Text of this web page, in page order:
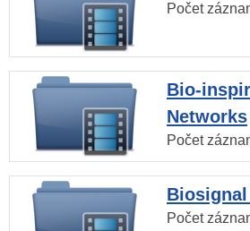
Počet
Bio-
Networks
Počet
Počet